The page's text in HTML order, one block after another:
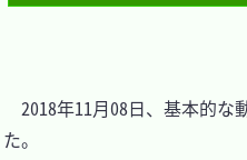
2018年11月08日、基本的な
た。